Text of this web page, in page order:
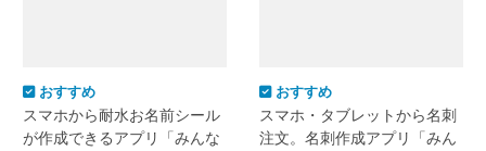
おすすめ
スマホから耐水お名前シール
が作成できるアプリ「みんな
おすすめ
スマホ・タブレットから名刺
注文。名刺作成アプリ「みん